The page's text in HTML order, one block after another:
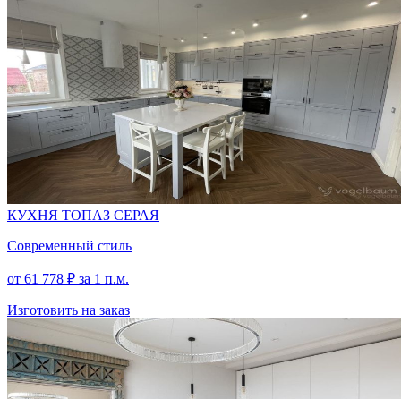
КУХНЯ ТОПАЗ СЕРАЯ
Современный стиль
от 61 778 ₽ за 1 п.м.
Изготовить на заказ